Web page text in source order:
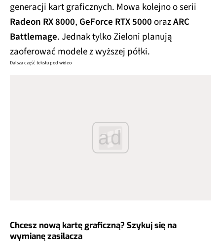
generacji kart graficznych. Mowa kolejno o serii
Radeon RX 8000, GeForce RTX 5000orazARC
Battlemage. Jednak tylko Zieloni planują
zaoferować modele z wyższej półki.
Dalsza część tekstu pod wideo
ad
Chcesz nową kartę graficzną? Szykuj się na
wymianę zasilacza